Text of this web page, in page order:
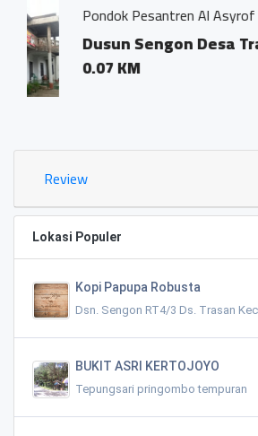
Al Asyrof
Desa Trasan
Review
Lokasi Populer
Kopi Papupa Robusta
Dsn. Sengon RT4/3 Ds. Trasan
BUKIT ASRI KERTOJOYO
Tepungsari pringombo tempuran